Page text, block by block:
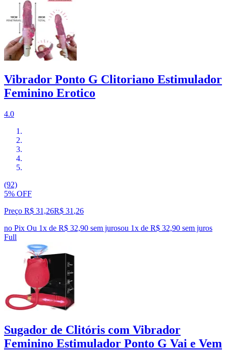
Vibrador Ponto G Clitoriano Estimulador
Feminino Erotico
4.0
(92)
5% OFF
Preço R$ 31,26R$ 31,26
no Pix Ou 1x de R$ 32,90 sem jurosou 1x de R$ 32,90 sem juros
Full
Sugador de Clitóris com Vibrador
Feminino Estimulador Ponto G Vai e Vem